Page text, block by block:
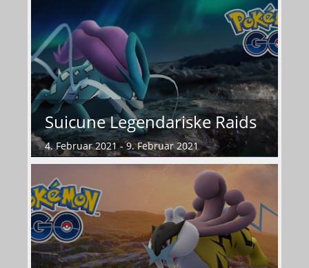
Suicune Legendariske Raids
4. Februar 2021 - 9. Februar 2021